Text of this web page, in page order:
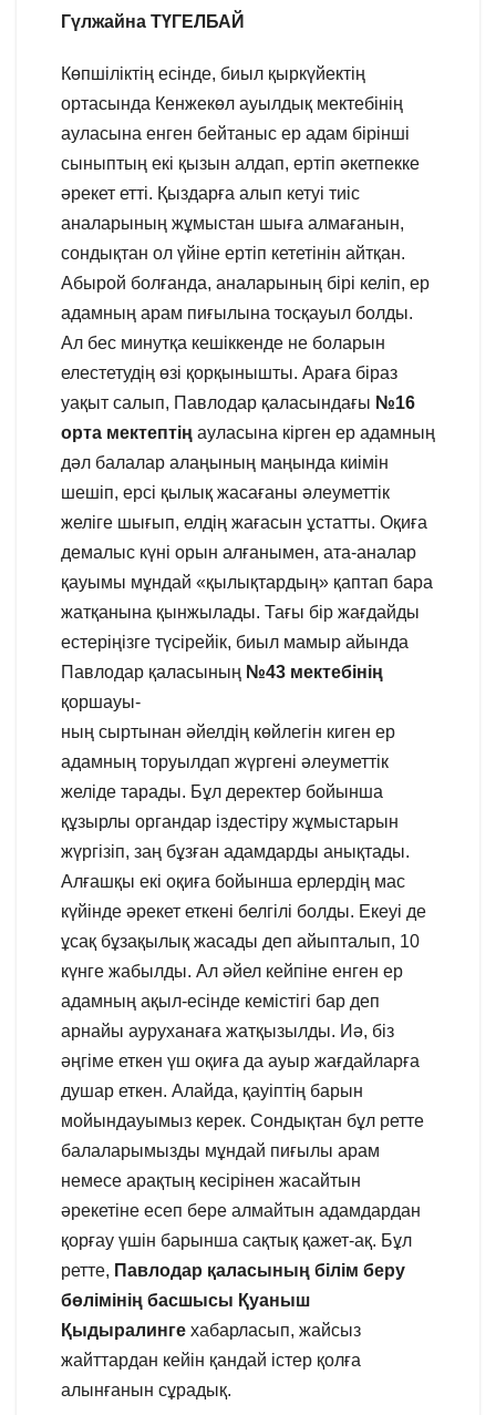
Гүлжайна ТҮГЕЛБАЙ
Көпшіліктің есінде, биыл қыркүйектің
ортасында Кенжекөл ауылдық мектебінің
ауласына енген бейтаныс ер адам бірінші
сыныптың екі қызын алдап, ертіп әкетпекке
әрекет етті. Қыздарға алып кетуі тиіс
аналарының жұмыстан шыға алмағанын,
сондықтан ол үйіне ертіп кететінін айтқан.
Абырой болғанда, аналарының бірі келіп, ер
адамның арам пиғылына тосқауыл болды.
Ал бес минутқа кешіккенде не боларын
елестетудің өзі қорқынышты. Араға біраз
уақыт салып, Павлодар қаласындағы №16
орта мектептің ауласына кірген ер адамның
дәл балалар алаңының маңында киімін
шешіп, ерсі қылық жасағаны әлеуметтік
желіге шығып, елдің жағасын ұстатты. Оқиға
демалыс күні орын алғанымен, ата-аналар
қауымы мұндай «қылықтардың» қаптап бара
жатқанына қынжылады. Тағы бір жағдайды
естеріңізге түсірейік, биыл мамыр айында
Павлодар қаласының №43 мектебінің
қоршауы-
ның сыртынан әйелдің көйлегін киген ер
адамның торуылдап жүргені әлеуметтік
желіде тарады. Бұл деректер бойынша
құзырлы органдар іздестіру жұмыстарын
жүргізіп, заң бұзған адамдарды анықтады.
Алғашқы екі оқиға бойынша ерлердің мас
күйінде әрекет еткені белгілі болды. Екеуі де
ұсақ бұзақылық жасады деп айыпталып, 10
күнге жабылды. Ал әйел кейпіне енген ер
адамның ақыл-есінде кемістігі бар деп
арнайы ауруханаға жатқызылды. Иә, біз
әңгіме еткен үш оқиға да ауыр жағдайларға
душар еткен. Алайда, қауіптің барын
мойындауымыз керек. Сондықтан бұл ретте
балаларымызды мұндай пиғылы арам
немесе арақтың кесірінен жасайтын
әрекетіне есеп бере алмайтын адамдардан
қорғау үшін барынша сақтық қажет-ақ. Бұл
ретте, Павлодар қаласының білім беру
бөлімінің басшысы Қуаныш
Қыдыралинге хабарласып, жайсыз
жайттардан кейін қандай істер қолға
алынғанын сұрадық.